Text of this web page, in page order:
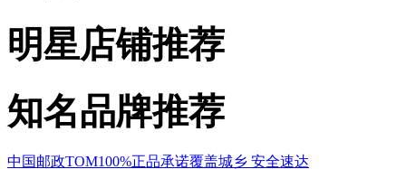
明星店铺推荐
知名品牌推荐
中国邮政TOM100%正品承诺覆盖城乡 安全速达